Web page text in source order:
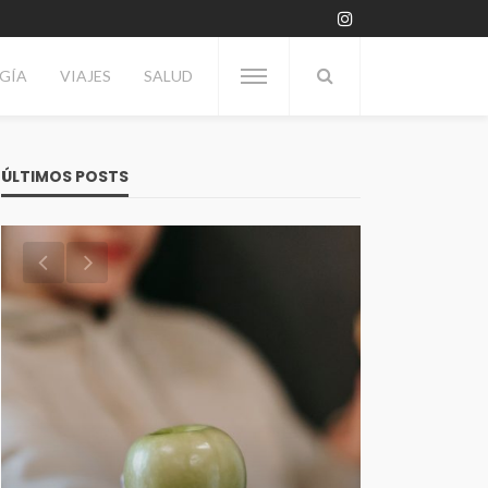
VIAJES SALUD
ÚLTIMOS POSTS
Día del Enólogo: Por qué se